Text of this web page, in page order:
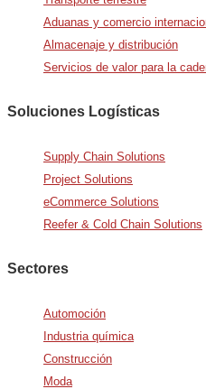
Aduanas y comercio
Almacenaje y distribución
Servicios de valor para la
Soluciones Logísticas
Supply Chain Solutions
Project Solutions
eCommerce Solutions
Reefer & Cold Chain Solutions
Sectores
Automoción
Industria química
Construcción
Moda